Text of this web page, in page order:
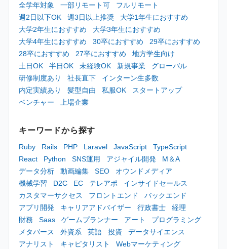
全学年対象 一部リモート可
フルリモート
週2日以下OK
週3日以上推奨
大学1年生におすすめ
大学2年生におすすめ
大学3年生におすすめ
大学4年生におすすめ
30卒におすすめ
29卒におすすめ
28卒におすすめ
27卒におすすめ
地方学生向け
土日OK
半日OK 未経験OK 新規事業
グローバル
研修制度あり
社長直下
インターン生多数
内定実績あり
髪型自由 私服OK
スタートアップ
ベンチャー
上場企業
キーワードから探す
Ruby Rails PHP Laravel JavaScript
TypeScript
React
Python SNS運用 アジャイル開発
M＆A
データ分析
動画編集 SEO
オウンドメディア
機械学習
D2C EC テレアポ
インサイドセールス
カスタマーサクセス
フロントエンド
バックエンド
アプリ開発
キャリアアドバイザー 行政書士
経理
財務
Saas ゲームプランナー アート
プログラミング
メタバース
外資系 英語 投資
データサイエンス
アナリスト
キャピタリスト
Webマーケティング